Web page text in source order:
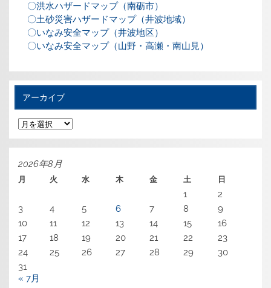
〇洪水ハザードマップ（南砺市）
〇土砂災害ハザードマップ（井波地域）
〇いなみ安全マップ（井波地区）
〇いなみ安全マップ（山野・高瀬・南山見）
アーカイブ
ア
ー
カ
イ
2026年8月
月 火 水 木 金 土 日
1
2
3
4 5 6 7 8
9
10
11 12 13 14 15
16
17
18 19 20 21 22
23
24
25 26 27 28 29
30
31
« 7月